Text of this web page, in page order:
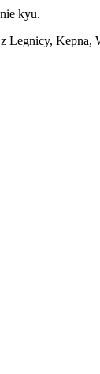
kyu.
Legnicy,